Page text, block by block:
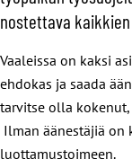
nostettava kaikkien
Vaaleissa on kaksi
ehdokas ja saada
tarvitse olla
Ilman äänestäjiä on
luottamustoimeen.